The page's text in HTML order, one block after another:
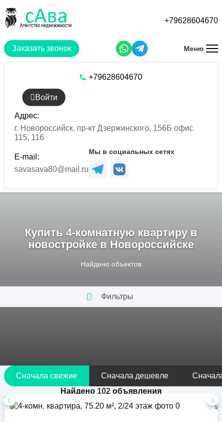
основному
Заказать звонок
+79628604670
Меню
+79628604670
Войти
Адрес:
г. Новороссийск, пр-кт Дзержинского, 156Б офис
115, 116
E-mail:
savasava80@mail.ru
Мы в социальных сетях
Фильтры
Купить 4-комнатную квартиру в
новостройке в Новороссийске
Найдено объектов
Сначала свежие Сначала дешевле
Найдено 102 объявления